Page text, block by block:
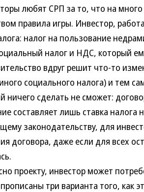
любят СРП за то, что на много
правила игры. Инвестор,
налог на пользование
налог и НДС, который
вдруг решит что-то
социального налога) и тем
ничего сделать не сможет:
составляет лишь ставка налога
законодательству, для
договора, даже если для всех
проекту, инвестор может
три варианта того, как